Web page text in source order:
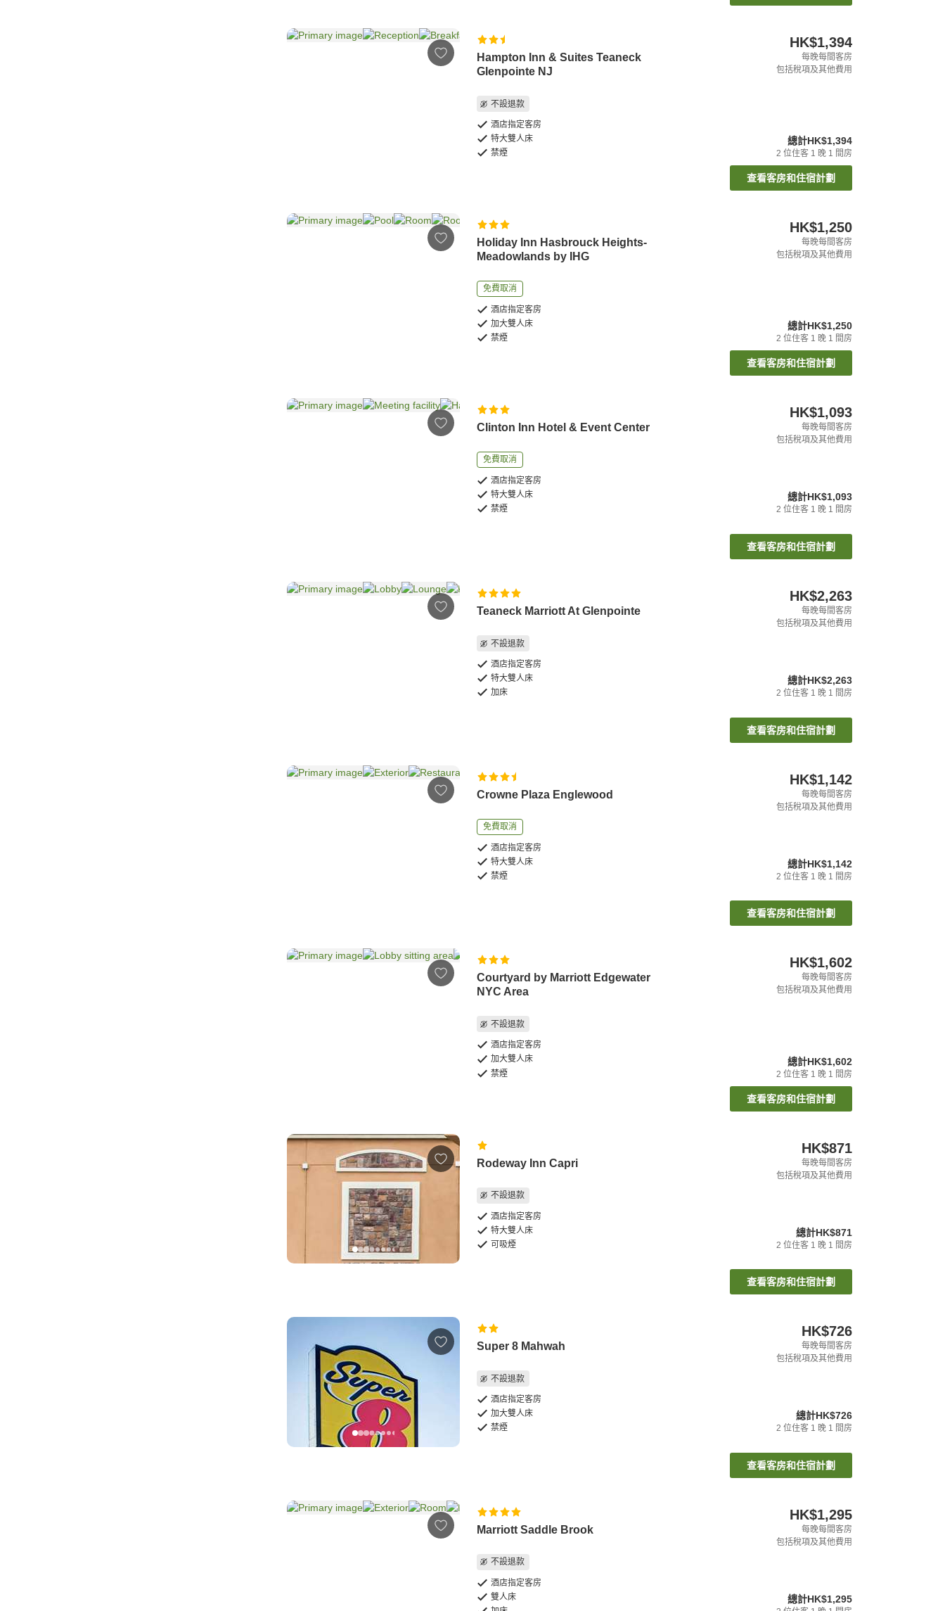
Hampton Inn & Suites Teaneck
Glenpointe NJ
不設退款
酒店指定客房
特大雙人床
禁煙
HK$1,394
每晚每間客房
包括稅項及其他費用
總計HK$1,394
2 位住客 1 晚 1 間房
查看客房和住宿計劃
Holiday Inn Hasbrouck Heights-
Meadowlands by IHG
免費取消
酒店指定客房
加大雙人床
禁煙
HK$1,250
每晚每間客房
包括稅項及其他費用
總計HK$1,250
2 位住客 1 晚 1 間房
查看客房和住宿計劃
Clinton Inn Hotel & Event Center
免費取消
酒店指定客房
特大雙人床
禁煙
HK$1,093
每晚每間客房
包括稅項及其他費用
總計HK$1,093
2 位住客 1 晚 1 間房
查看客房和住宿計劃
Teaneck Marriott At Glenpointe
不設退款
酒店指定客房
特大雙人床
加床
HK$2,263
每晚每間客房
包括稅項及其他費用
總計HK$2,263
2 位住客 1 晚 1 間房
查看客房和住宿計劃
Crowne Plaza Englewood
免費取消
酒店指定客房
特大雙人床
禁煙
HK$1,142
每晚每間客房
包括稅項及其他費用
總計HK$1,142
2 位住客 1 晚 1 間房
查看客房和住宿計劃
Courtyard by Marriott Edgewater
NYC Area
不設退款
酒店指定客房
加大雙人床
禁煙
HK$1,602
每晚每間客房
包括稅項及其他費用
總計HK$1,602
2 位住客 1 晚 1 間房
查看客房和住宿計劃
Rodeway Inn Capri
不設退款
酒店指定客房
特大雙人床
可吸煙
HK$871
每晚每間客房
包括稅項及其他費用
總計HK$871
2 位住客 1 晚 1 間房
查看客房和住宿計劃
Super 8 Mahwah
不設退款
酒店指定客房
加大雙人床
禁煙
HK$726
每晚每間客房
包括稅項及其他費用
總計HK$726
2 位住客 1 晚 1 間房
查看客房和住宿計劃
Marriott Saddle Brook
不設退款
酒店指定客房
雙人床
HK$1,295
每晚每間客房
包括稅項及其他費用
總計HK$1,295